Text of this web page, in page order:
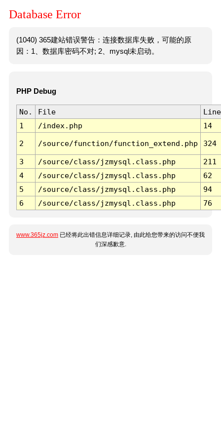
Database Error
(1040) 365建站错误警告：连接数据库失败，可能的原
因：1、数据库密码不对; 2、mysql未启动。
PHP Debug
No. File
Line
1
/index.php 14
2 /source/function/function_extend.php 324
3 /source/class/jzmysql.class.php
211
4
/source/class/jzmysql.class.php
62
5
/source/class/jzmysql.class.php
94
6
/source/class/jzmysql.class.php 76
www.365jz.com 已经将此出错信息详细记录, 由此给您带来的访问不便我
们深感歉意.